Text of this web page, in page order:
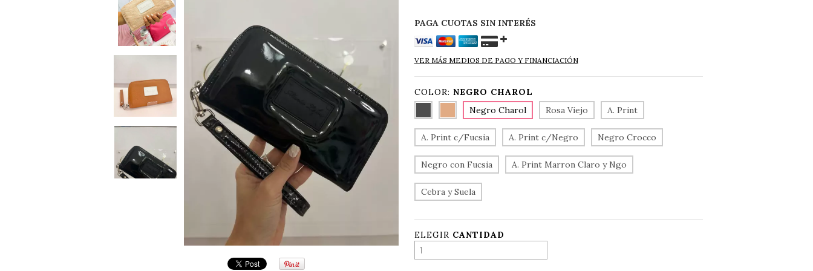
VER MÁS MEDIOS DE PAGO Y FINANCIACIÓN
COLOR: NEGRO CHAROL
Negro Charol
Rosa Viejo A. Print
A. Print c/Fucsia A. Print c/Negro Negro Crocco
Negro con Fucsia A. Print Marron Claro y Ngo
Cebra y Suela
ELEGIR CANTIDAD